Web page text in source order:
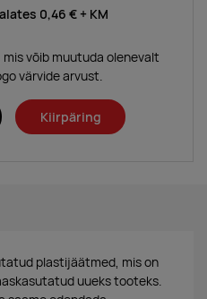
alates 0,46 € + KM
võib muutuda olenevalt
värvide arvust.
Kiirpäring
plastijäätmed, mis on
uueks tooteks.